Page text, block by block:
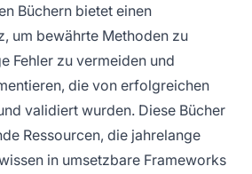
Büchern bietet einen
um bewährte Methoden zu
Fehler zu vermeiden und
die von erfolgreichen
validiert wurden. Diese Bücher
Ressourcen, die jahrelange
in umsetzbare Frameworks